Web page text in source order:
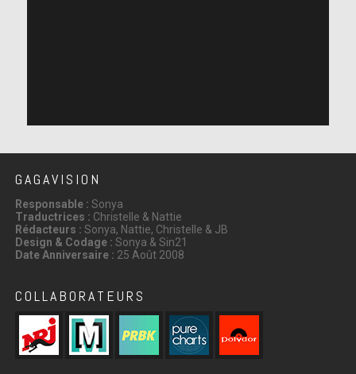
GAGAVISION
Responsable : Sonya
Traductrices : Christelle & Nattie
Rédacteurs : Sonya, Nattie, Christelle & JB
Design & Codage : Sonya & Sin21
Date Anniversaire : 25 Août 2008
COLLABORATEURS